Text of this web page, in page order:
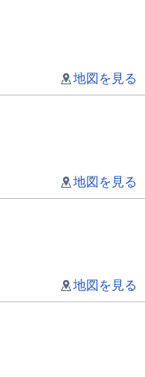
地図を見る
地図を見る
地図を見る